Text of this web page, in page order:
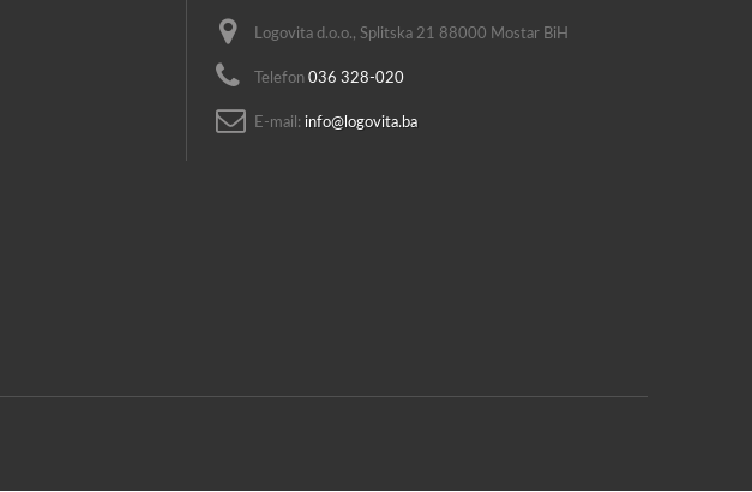
Logovita d.o.o., Splitska 21 88000 Mostar BiH
Telefon 036 328-020
E-mail: info@logovita.ba